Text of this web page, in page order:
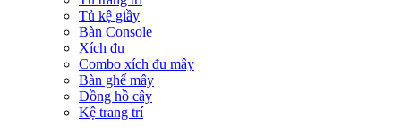
Tủ kệ giầy
Bàn Console
Xích đu
Combo xích đu mây
Bàn ghế mây
Đồng hồ cây
Kệ trang trí